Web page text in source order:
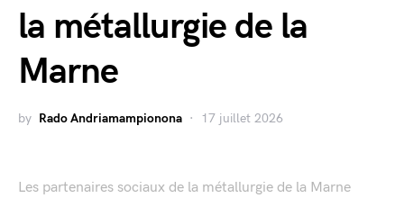
la métallurgie de la
Marne
by Rado Andriamampionona 17 juillet 2026
Les partenaires sociaux de la métallurgie de la Marne